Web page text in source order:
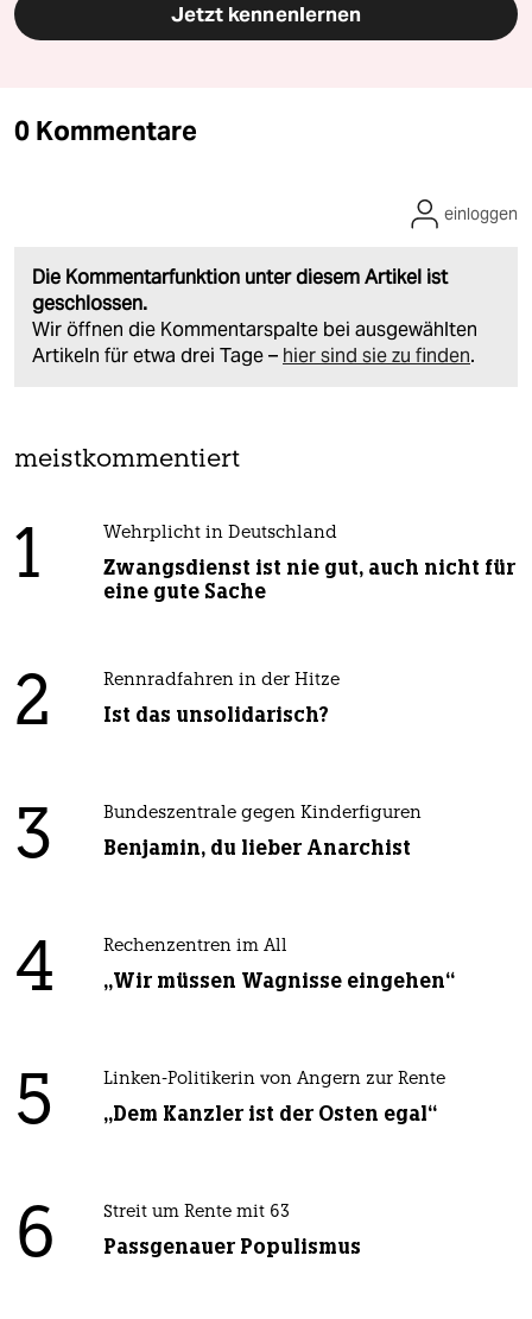
Jetzt kennenlernen
0 Kommentare
Die Kommentarfunktion unter diesem Artikel ist
geschlossen.
Wir öffnen die Kommentarspalte bei ausgewählten
Artikeln für etwa drei Tage – hier sind sie zu finden.
einloggen
meistkommentiert
1 Wehrplicht in Deutschland
Zwangsdienst ist nie gut, auch nicht für
eine gute Sache
2 Rennradfahren in der Hitze
Ist das unsolidarisch?
3 Bundeszentrale gegen Kinderfiguren
Benjamin, du lieber Anarchist
4 Rechenzentren im All
„Wir müssen Wagnisse eingehen“
5 Linken-Politikerin von Angern zur Rente
„Dem Kanzler ist der Osten egal“
6 Streit um Rente mit 63
Passgenauer Populismus